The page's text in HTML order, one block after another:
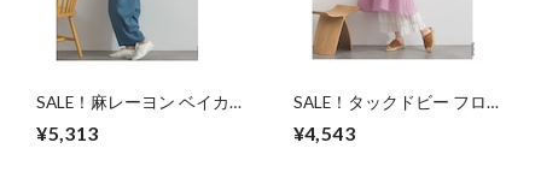
SALE！麻レーヨン ベイカー
パンツ 裏地付き/ブルー/F
¥5,313
SALE！タックドビー フロン
トボタン ワンピース /モー
ヴピンク/F
¥4,543